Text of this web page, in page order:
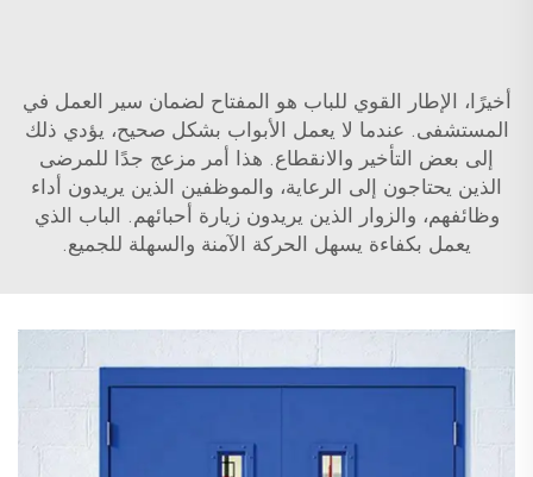
أخيرًا، الإطار القوي للباب هو المفتاح لضمان سير العمل في
المستشفى. عندما لا يعمل الأبواب بشكل صحيح، يؤدي ذلك
إلى بعض التأخير والانقطاع. هذا أمر مزعج جدًا للمرضى
الذين يحتاجون إلى الرعاية، والموظفين الذين يريدون أداء
وظائفهم، والزوار الذين يريدون زيارة أحبائهم. الباب الذي
يعمل بكفاءة يسهل الحركة الآمنة والسهلة للجميع.